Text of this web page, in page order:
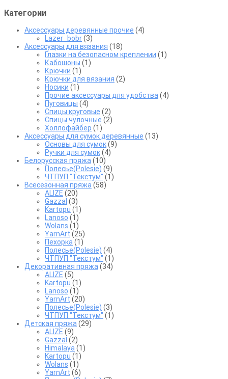
Категории
Аксессуары деревянные прочие (4)
Lazer_bobr(3)
Аксессуары для вязания (18)
Глазки на безопасном креплении (1)
Кабошоны (1)
Крючки (1)
Крючки для вязания (2)
Носики (1)
Прочие аксессуары для удобства (4)
Пуговицы (4)
Спицы круговые (2)
Спицы чулочные (2)
Холлофайбер (1)
Аксессуары для сумок деревянные (13)
Основы для сумок(9)
Ручки для сумок(4)
Белорусская пряжа (10)
Полесье(Polesie) (9)
ЧТПУП "Текстум" (1)
Всесезонная пряжа (58)
ALIZE (20)
Gazzal (3)
Kartopu (1)
Lanoso (1)
Wolans (1)
YarnArt (25)
Пехорка (1)
Полесье(Polesie) (4)
ЧТПУП "Текстум" (1)
Декоративная пряжа (34)
ALIZE (5)
Kartopu (1)
Lanoso (1)
YarnArt (20)
Полесье(Polesie) (3)
ЧТПУП "Текстум" (1)
Детская пряжа (29)
ALIZE (9)
Gazzal (2)
Himalaya (1)
Kartopu (1)
Wolans (1)
YarnArt (6)